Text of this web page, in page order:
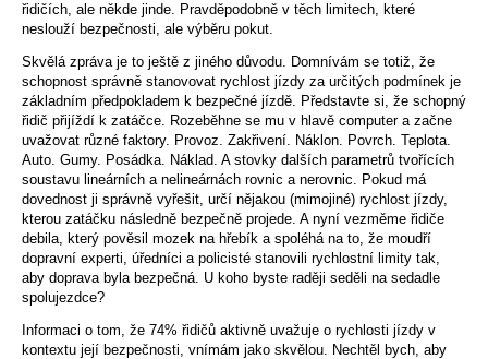
řidičích, ale někde jinde. Pravděpodobně v těch limitech, které
neslouží bezpečnosti, ale výběru pokut.
Skvělá zpráva je to ještě z jiného důvodu. Domnívám se totiž, že
schopnost správně stanovovat rychlost jízdy za určitých podmínek je
základním předpokladem k bezpečné jízdě. Představte si, že schopný
řidič přijíždí k zatáčce. Rozeběhne se mu v hlavě computer a začne
uvažovat různé faktory. Provoz. Zakřivení. Náklon. Povrch. Teplota.
Auto. Gumy. Posádka. Náklad. A stovky dalších parametrů tvořících
soustavu lineárních a nelineárnách rovnic a nerovnic. Pokud má
dovednost ji správně vyřešit, určí nějakou (mimojiné) rychlost jízdy,
kterou zatáčku následně bezpečně projede. A nyní vezměme řidiče
debila, který pověsil mozek na hřebík a spoléhá na to, že moudří
dopravní experti, úředníci a policisté stanovili rychlostní limity tak,
aby doprava byla bezpečná. U koho byste raději seděli na sedadle
spolujezdce?
Informaci o tom, že 74% řidičů aktivně uvažuje o rychlosti jízdy v
kontextu její bezpečnosti, vnímám jako skvělou. Nechtěl bych, aby